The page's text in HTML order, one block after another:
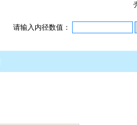
请输入内径数值：